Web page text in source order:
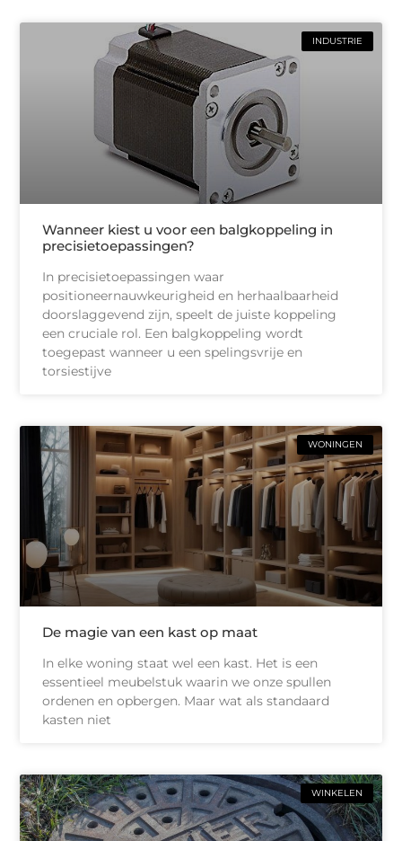
INDUSTRIE
Wanneer kiest u voor een balgkoppeling in
precisietoepassingen?
In precisietoepassingen waar
positioneernauwkeurigheid en herhaalbaarheid
doorslaggevend zijn, speelt de juiste koppeling
een cruciale rol. Een balgkoppeling wordt
toegepast wanneer u een spelingsvrije en
torsiestijve
WONINGEN
De magie van een kast op maat
In elke woning staat wel een kast. Het is een
essentieel meubelstuk waarin we onze spullen
ordenen en opbergen. Maar wat als standaard
kasten niet
WINKELEN